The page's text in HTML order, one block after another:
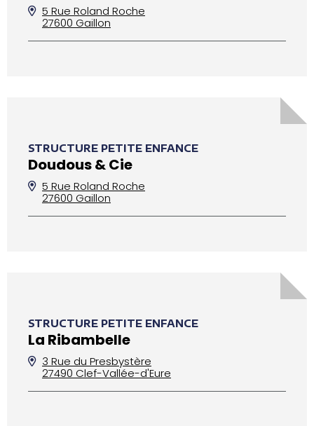
5 Rue Roland Roche
27600 Gaillon
STRUCTURE PETITE ENFANCE
Doudous & Cie
5 Rue Roland Roche
27600 Gaillon
STRUCTURE PETITE ENFANCE
La Ribambelle
3 Rue du Presbystère
27490 Clef-Vallée-d'Eure